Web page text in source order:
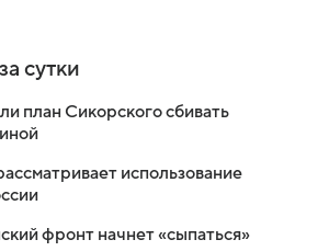
сутки
план Сикорского сбивать
использование
фронт начнет «сыпаться»